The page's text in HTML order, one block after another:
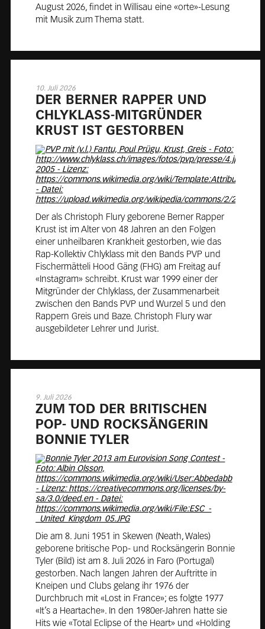
August 2026, findet in Willisau eine «orte»-Lesung
mit Musik zum Thema statt.
10. Juli 2026
DER BER­NER RAP­PER UND
CHLY­KLASS-MIT­GRÜN­DER
KRUST IST GE­STOR­BEN
Der als Christoph Flury geborene Berner Rapper
Krust ist im Alter von 48 Jahren an den Folgen
einer unheilbaren Krankheit gestorben, wie das
Rap-Kollektiv Chlyklass mit den Bands PVP und
Fischermätteli Hood Gäng (FHG) am Freitag auf
«Instagram» schreibt. Krust war 1999 einer der
Mitgründer der Chlyklass, der Zusammenarbeit
zwischen den Bands PVP und Wurzel 5 und den
Rappern Greis und Baze. Christoph Flury war
ausgebildeter Lehrer und Jurist.
9. Juli 2026
ZUM TOD DER BRI­TI­SCHEN
POP- UND ROCK­SÄN­GE­RIN
BON­NIE TYLER
Die am 8. Juni 1951 in Skewen (Neath, Wales)
geborene britische Pop- und Rocksängerin Bonnie
Tyler (Bild) ist am 8. Juli 2026 in Faro (Portugal)
gestorben. Nach langen Jahren der Auftritte in
Kneipen und Clubs gelang ihr 1976 der
Durchbruch mit «Lost in France»; es folgte 1977
«It’s a Heartache». In den 1980er-Jahren hatte sie
Hits wie «Total Eclipse of the Heart» und «Holding